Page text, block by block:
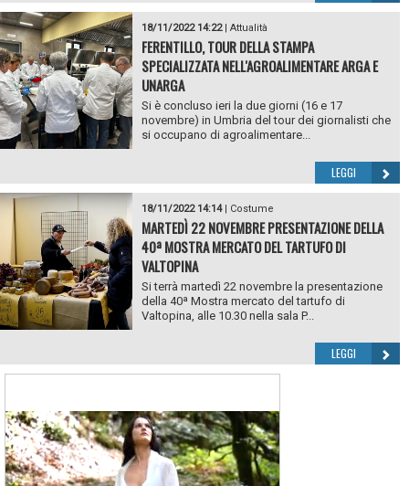
18/11/2022 14:22| Attualità
FERENTILLO, TOUR DELLA STAMPA
SPECIALIZZATA NELL'AGROALIMENTARE ARGA E
UNARGA
Si è concluso ieri la due giorni (16 e 17
novembre) in Umbria del tour dei giornalisti che
si occupano di agroalimentare...
LEGGI
18/11/2022 14:14| Costume
MARTEDÌ 22 NOVEMBRE PRESENTAZIONE DELLA
40ª MOSTRA MERCATO DEL TARTUFO DI
VALTOPINA
Si terrà martedì 22 novembre la presentazione
della 40ª Mostra mercato del tartufo di
Valtopina, alle 10.30 nella sala P...
LEGGI